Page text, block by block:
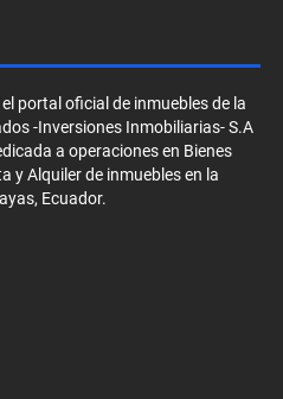
portal oficial de inmuebles de la
-Inversiones Inmobiliarias- S.A
a operaciones en Bienes
y Alquiler de inmuebles en la
Ecuador.